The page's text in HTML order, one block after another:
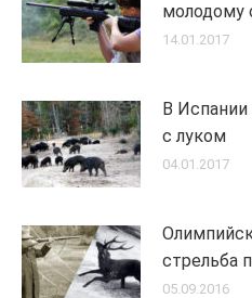
молодому
14.01.2017
В Испании
с луком
04.01.2017
стрельба
05.09.2016